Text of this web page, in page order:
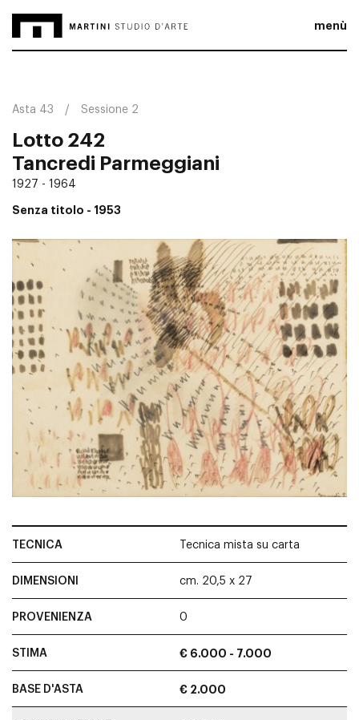
menù
Asta 43 Sessione 2
Lotto 242
Tancredi Parmeggiani
1927 - 1964
Senza titolo - 1953
TECNICA Tecnica mista su carta
DIMENSIONI cm. 20,5 x 27
PROVENIENZA 0
STIMA € 6.000 - 7.000
BASE D'ASTA € 2.000